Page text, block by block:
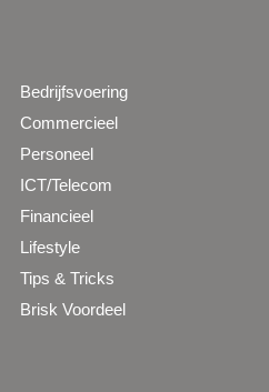
Bedrijfsvoering
Commercieel
Personeel
ICT/Telecom
Financieel
Lifestyle
Tips & Tricks
Brisk Voordeel